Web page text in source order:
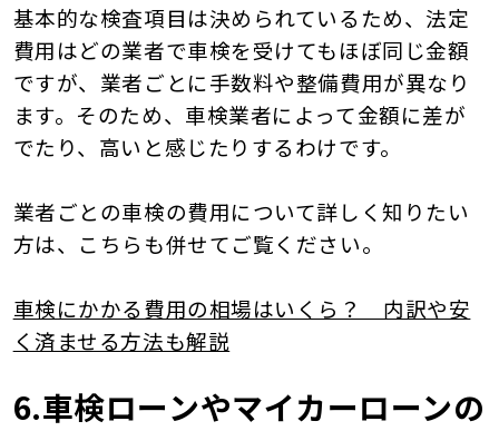
基本的な検査項目は決められているため、法定
費用はどの業者で車検を受けてもほぼ同じ金額
ですが、業者ごとに手数料や整備費用が異なり
ます。そのため、車検業者によって金額に差が
でたり、高いと感じたりするわけです。
業者ごとの車検の費用について詳しく知りたい
方は、こちらも併せてご覧ください。
車検にかかる費用の相場はいくら？ 内訳や安
く済ませる方法も解説
6.車検ローンやマイカーローンの